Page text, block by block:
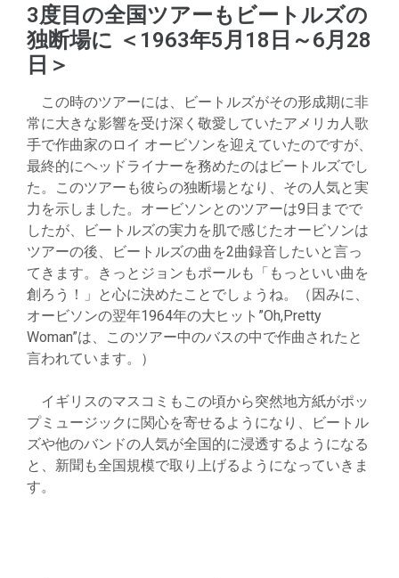
3度目の全国ツアーもビートルズの
独断場に ＜1963年5月18日～6月28
日＞
この時のツアーには、ビートルズがその形成期に非
常に大きな影響を受け深く敬愛していたアメリカ人歌
手で作曲家のロイ オービソンを迎えていたのですが、
最終的にヘッドライナーを務めたのはビートルズでし
た。このツアーも彼らの独断場となり、その人気と実
力を示しました。オービソンとのツアーは9日までで
したが、ビートルズの実力を肌で感じたオービソンは
ツアーの後、ビートルズの曲を2曲録音したいと言っ
てきます。きっとジョンもポールも「もっといい曲を
創ろう！」と心に決めたことでしょうね。（因みに、
オービソンの翌年1964年の大ヒット”Oh,Pretty
Woman”は、このツアー中のバスの中で作曲されたと
言われています。）
イギリスのマスコミもこの頃から突然地方紙がポッ
プミュージックに関心を寄せるようになり、ビートル
ズや他のバンドの人気が全国的に浸透するようになる
と、新聞も全国規模で取り上げるようになっていきま
す。